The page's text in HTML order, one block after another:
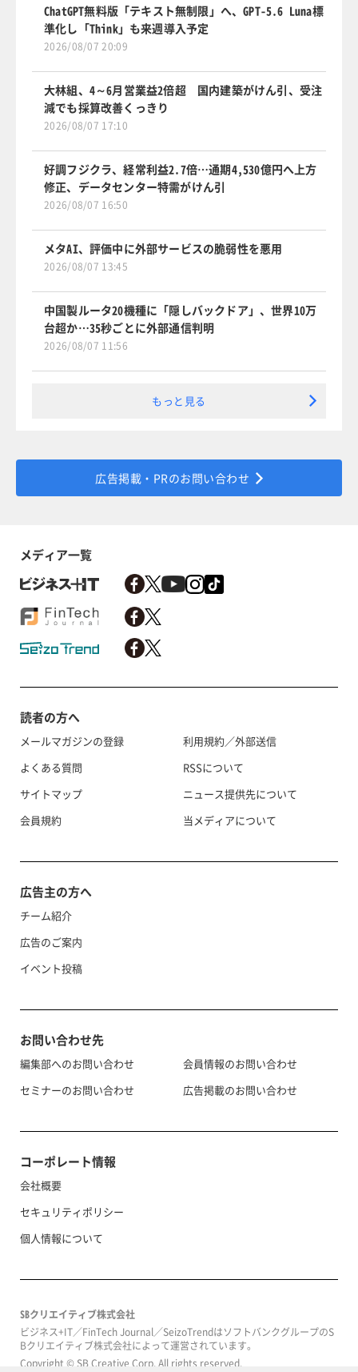
ChatGPT無料版「テキスト無制限」へ、GPT-5.6 Luna標
準化し「Think」も来週導入予定
2026/08/07 20:09
大林組、4～6月営業益2倍超 国内建築がけん引、受注
減でも採算改善くっきり
2026/08/07 17:10
好調フジクラ、経常利益2.7倍…通期4,530億円へ上方
修正、データセンター特需がけん引
2026/08/07 16:50
メタAI、評価中に外部サービスの脆弱性を悪用
2026/08/07 13:45
中国製ルータ20機種に「隠しバックドア」、世界10万
台超か…35秒ごとに外部通信判明
2026/08/07 11:56
もっと見る
広告掲載・PRのお問い合わせ
メディア一覧
読者の方へ
メールマガジンの登録
よくある質問
サイトマップ
会員規約
利用規約／外部送信
RSSについて
ニュース提供先について
当メディアについて
広告主の方へ
チーム紹介
広告のご案内
イベント投稿
お問い合わせ先
編集部へのお問い合わせ
セミナーのお問い合わせ
会員情報のお問い合わせ
広告掲載のお問い合わせ
コーポレート情報
会社概要
セキュリティポリシー
個人情報について
SBクリエイティブ株式会社
ビジネス+IT／FinTech Journal／SeizoTrendはソフトバンクグループのS
Bクリエイティブ株式会社によって運営されています。
Copyright © SB Creative Corp. All rights reserved.